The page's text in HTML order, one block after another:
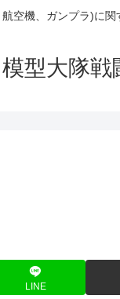
空機、ガンプラ)に関
模型大隊戦
LINE